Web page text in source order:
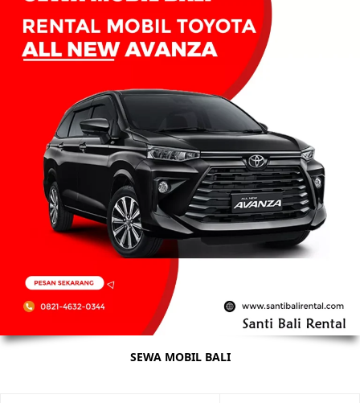
SEWA MOBIL BALI